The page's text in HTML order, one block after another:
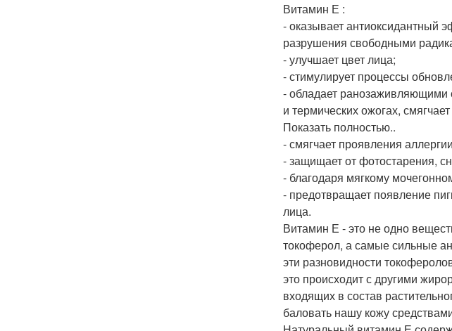
Витамин Е :
- оказывает антиоксидантный
разрушения свободными
- улучшает цвет лица;
- стимулирует процессы
- обладает ранозаживляющими
и термических ожогах,
Показать полностью..
- смягчает проявления
- защищает от фотостарения,
- благодаря мягкому
- предотвращает появление
лица.
Витамин Е - это не одно
токоферол, а самые сильные
эти разновидности
это происходит с другими
входящих в состав
баловать нашу кожу